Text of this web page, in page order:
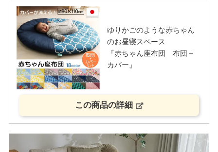
ゆりかごのような赤ちゃん
のお昼寝スペース
『赤ちゃん座布団 布団＋
カバー』
この商品の詳細